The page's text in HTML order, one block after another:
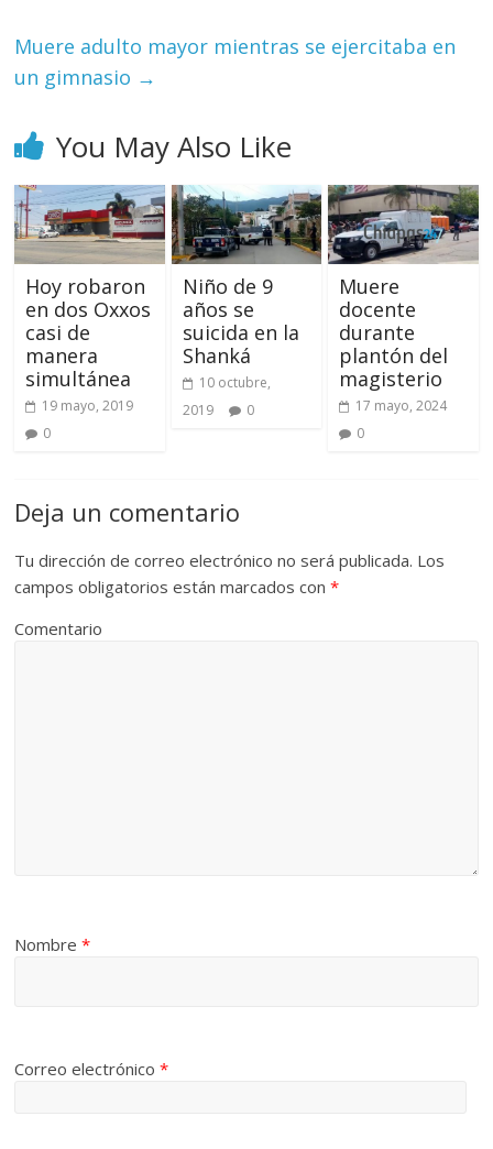
Muere adulto mayor mientras se ejercitaba en
un gimnasio →
You May Also Like
Hoy robaron
en dos Oxxos
casi de
manera
simultánea
19 mayo, 2019
0
Niño de 9
años se
suicida en la
Shanká
10 octubre,
2019
0
Muere
docente
durante
plantón del
magisterio
17 mayo, 2024
0
Deja un comentario
Tu dirección de correo electrónico no será publicada. Los
campos obligatorios están marcados con*
Comentario
Nombre*
Correo electrónico*